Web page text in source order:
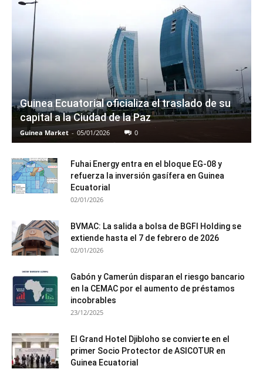
Guinea Ecuatorial oficializa el traslado de su
capital a la Ciudad de la Paz
Guinea Market - 05/01/2026 0
Fuhai Energy entra en el bloque EG-08 y
refuerza la inversión gasífera en Guinea
Ecuatorial
02/01/2026
BVMAC: La salida a bolsa de BGFI Holding se
extiende hasta el 7 de febrero de 2026
02/01/2026
Gabón y Camerún disparan el riesgo bancario
en la CEMAC por el aumento de préstamos
incobrables
23/12/2025
El Grand Hotel Djibloho se convierte en el
primer Socio Protector de ASICOTUR en
Guinea Ecuatorial